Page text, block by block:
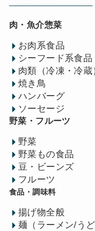
肉・魚介惣菜
お肉系食品
シーフード系食品
肉類（冷凍・冷蔵
焼き鳥
ハンバーグ
ソーセージ
野菜・フルーツ
野菜
野菜もの食品
豆・ビーンズ
フルーツ
食品・調味料
揚げ物全般
麺（ラーメン/うど